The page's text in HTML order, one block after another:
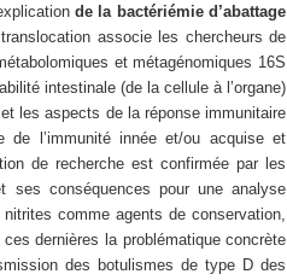
de la bactériémie d’abattage
associe les chercheurs de
et métagénomiques 16S
intestinale (de la cellule à l’organe)
les aspects de la réponse immunitaire
de l’immunité innée et/ou acquise et
de recherche est confirmée par les
ses conséquences pour une analyse
comme agents de conservation,
dernières la problématique concrète
des botulismes de type D des